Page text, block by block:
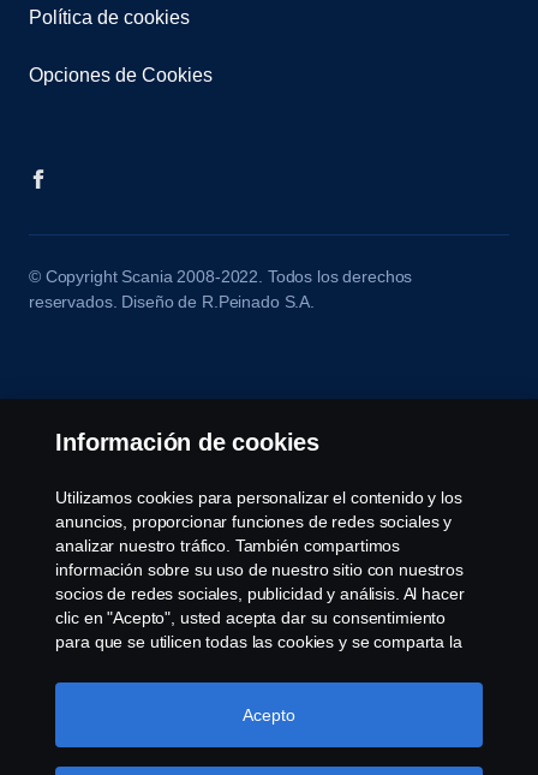
Política de cookies
Opciones de Cookies
© Copyright Scania 2008-2022. Todos los derechos
reservados. Diseño de R.Peinado S.A.
Información de cookies
Utilizamos cookies para personalizar el contenido y los
anuncios, proporcionar funciones de redes sociales y
analizar nuestro tráfico. También compartimos
información sobre su uso de nuestro sitio con nuestros
socios de redes sociales, publicidad y análisis. Al hacer
clic en "Acepto", usted acepta dar su consentimiento
para que se utilicen todas las cookies y se comparta la
haciendo clic en "Configuración de cookies" y
seleccionando las categorías que desea aceptar. Para
Acepto